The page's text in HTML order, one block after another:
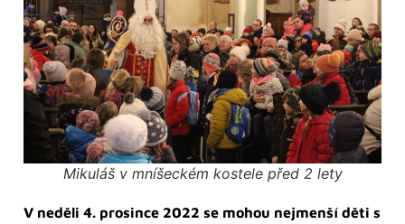
Mikuláš v mníšeckém kostele před 2 lety
V neděli 4. prosince 2022 se mohou nejmenší děti s